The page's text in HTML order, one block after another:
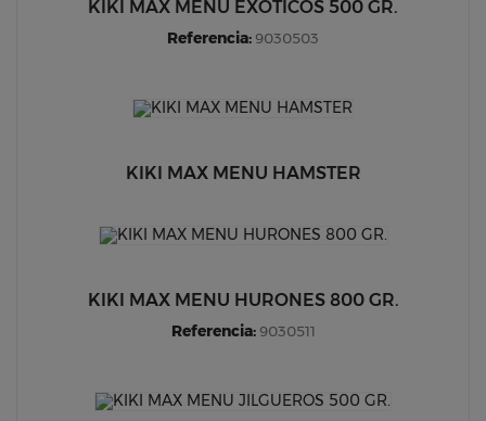
KIKI MAX MENU EXOTICOS 500 GR.
Referencia: 9030503
KIKI MAX MENU HAMSTER
KIKI MAX MENU HURONES 800 GR.
Referencia: 9030511